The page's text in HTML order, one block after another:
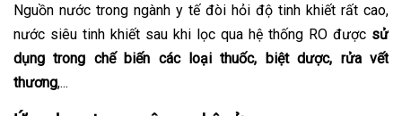
Nguồn nước trong ngành y tế đòi hỏi độ tinh khiết rất cao,
nước siêu tinh khiết sau khi lọc qua hệ thống RO được sử
dụng trong chế biến các loại thuốc, biệt dược, rửa vết
thương,...